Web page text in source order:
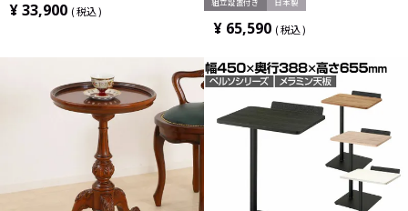
ブル ソファテーブル
¥33,900 税込
ーブル ソロワーク LT-450FLSAAMWH コ
クヨ
¥ 65,590 税込